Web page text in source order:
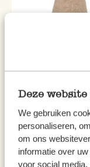
Deze
We gebruiken
personaliseren,
om ons
informatie over
voor social
Essuie-main, coton